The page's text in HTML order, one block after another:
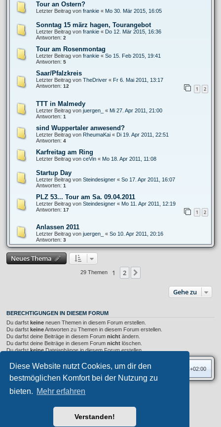
Diese Website nutzt Cookies, um dir den
bestmöglichen Komfort bei der Nutzung zu
bieten. Mehr erfahren
Verstanden!
Tour an Ostern?
Letzter Beitrag von frankie « Mo 30. Mär 2015, 16:05
Sonntag 15 märz hagen, Tourangebot
Letzter Beitrag von frankie « Do 12. Mär 2015, 16:36
Antworten: 2
Tour am Rosenmontag
Letzter Beitrag von frankie « So 15. Feb 2015, 19:41
Antworten: 5
Saar/Pfalzkreis
Letzter Beitrag von TheDriver « Fr 6. Mai 2011, 13:17
Antworten: 12 1 2
TTT in Malmedy
Letzter Beitrag von juergen_ « Mi 27. Apr 2011, 21:00
Antworten: 1
sind Wuppertaler anwesend?
Letzter Beitrag von RheumaKai « Di 19. Apr 2011, 22:51
Antworten: 4
Karfreitag am Ring
Letzter Beitrag von ceVin « Mo 18. Apr 2011, 11:08
Startup Day
Letzter Beitrag von Steindesigner « So 17. Apr 2011, 16:07
Antworten: 1
PLZ 53... Tour am Sa. 09.04.2011
Letzter Beitrag von Steindesigner « Mo 11. Apr 2011, 12:19
Antworten: 17 1 2
Anlassen 2011
Letzter Beitrag von juergen_ « So 10. Apr 2011, 20:16
Antworten: 3
Neues Thema
29 Themen 1 2
Gehe zu
BERECHTIGUNGEN IN DIESEM FORUM
Du darfst keine neuen Themen in diesem Forum erstellen.
Du darfst keineAntworten zu Themen in diesem Forum erstellen.
Du darfst deine Beiträge in diesem Forum nicht ändern.
Du darfst deine Beiträge in diesem Forum nicht löschen.
Du darfstkeineDateianhänge in diesem Forum erstellen.
Foren-Übersicht Alle Zeiten sind UTC+02:00
Privates Forum ©